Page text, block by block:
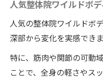
人気整体院ワイルドボ
人気の整体院ワイルドボ
深部から変化を実感できま
特に、筋肉や関節の可動
ことで、全身の軽さやス